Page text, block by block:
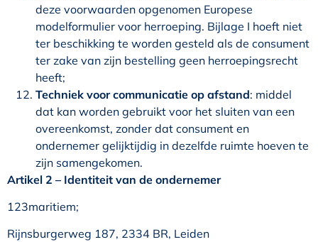
deze voorwaarden opgenomen Europese
modelformulier voor herroeping. Bijlage I hoeft niet
ter beschikking te worden gesteld als de consument
ter zake van zijn bestelling geen herroepingsrecht
heeft;
Techniek voor communicatie op afstand: middel
dat kan worden gebruikt voor het sluiten van een
overeenkomst, zonder dat consument en
ondernemer gelijktijdig in dezelfde ruimte hoeven te
zijn samengekomen.
Artikel 2 – Identiteit van de ondernemer
123maritiem;
Rijnsburgerweg 187, 2334 BR, Leiden